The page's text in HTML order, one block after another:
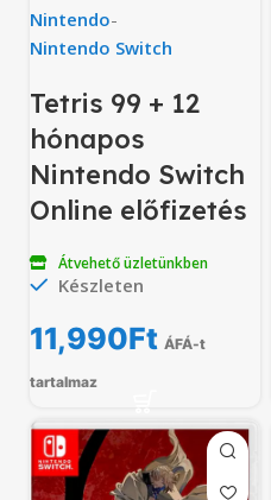
Nintendo-
Nintendo Switch
Tetris 99 + 12
hónapos
Nintendo Switch
Online előfizetés
Átvehető üzletünkben
Készleten
11,990Ft ÁFÁ-t
tartalmaz